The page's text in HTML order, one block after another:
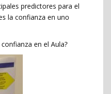
predictores para el
la confianza en uno
en el Aula?